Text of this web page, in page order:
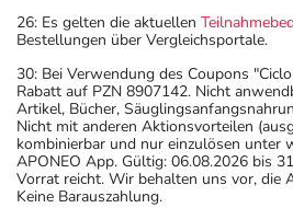
26: Es gelten die aktuellen
Bestellungen über Vergleichsportale.
30: Bei Verwendung des Coupons
Rabatt auf PZN 8907142. Nicht
Artikel, Bücher,
Nicht mit anderen Aktionsvorteilen
kombinierbar und nur einzulösen unter
APONEO App. Gültig: 06.08.2026 bis
Vorrat reicht. Wir behalten uns vor, die
Keine Barauszahlung.